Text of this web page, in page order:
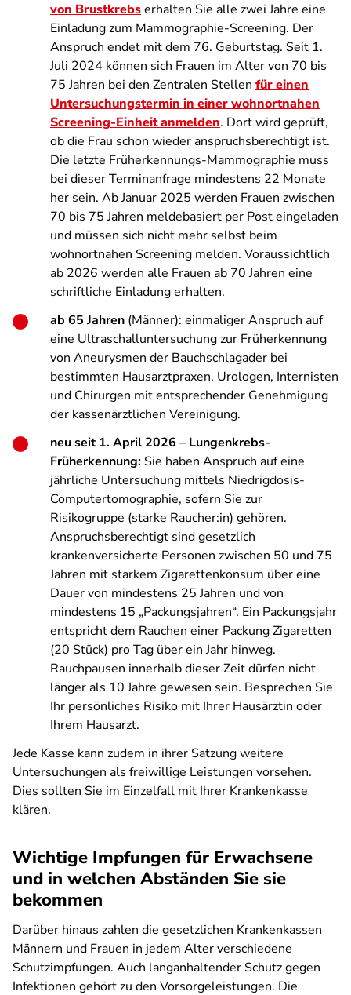
von Brustkrebserhalten Sie alle zwei Jahre eine
Einladung zum Mammographie-Screening. Der
Anspruch endet mit dem 76. Geburtstag. Seit 1.
Juli 2024 können sich Frauen im Alter von 70 bis
75 Jahren bei den Zentralen Stellen für einen
Untersuchungstermin in einer wohnortnahen
Screening-Einheit anmelden. Dort wird geprüft,
ob die Frau schon wieder anspruchsberechtigt ist.
Die letzte Früherkennungs-Mammographie muss
bei dieser Terminanfrage mindestens 22 Monate
her sein. Ab Januar 2025 werden Frauen zwischen
70 bis 75 Jahren meldebasiert per Post eingeladen
und müssen sich nicht mehr selbst beim
wohnortnahen Screening melden. Voraussichtlich
ab 2026 werden alle Frauen ab 70 Jahren eine
schriftliche Einladung erhalten.
ab 65 Jahren (Männer): einmaliger Anspruch auf
eine Ultraschalluntersuchung zur Früherkennung
von Aneurysmen der Bauchschlagader bei
bestimmten Hausarztpraxen, Urologen, Internisten
und Chirurgen mit entsprechender Genehmigung
der kassenärztlichen Vereinigung.
neu seit 1. April 2026 – Lungenkrebs-
Früherkennung: Sie haben Anspruch auf eine
jährliche Untersuchung mittels Niedrigdosis-
Computertomographie, sofern Sie zur
Risikogruppe (starke Raucher:in) gehören.
Anspruchsberechtigt sind gesetzlich
krankenversicherte Personen zwischen 50 und 75
Jahren mit starkem Zigarettenkonsum über eine
Dauer von mindestens 25 Jahren und von
mindestens 15 „Packungsjahren“. Ein Packungsjahr
entspricht dem Rauchen einer Packung Zigaretten
(20 Stück) pro Tag über ein Jahr hinweg.
Rauchpausen innerhalb dieser Zeit dürfen nicht
länger als 10 Jahre gewesen sein. Besprechen Sie
Ihr persönliches Risiko mit Ihrer Hausärztin oder
Ihrem Hausarzt.
Jede Kasse kann zudem in ihrer Satzung weitere
Untersuchungen als freiwillige Leistungen vorsehen.
Dies sollten Sie im Einzelfall mit Ihrer Krankenkasse
klären.
Wichtige Impfungen für Erwachsene
und in welchen Abständen Sie sie
bekommen
Darüber hinaus zahlen die gesetzlichen Krankenkassen
Männern und Frauen in jedem Alter verschiedene
Schutzimpfungen. Auch langanhaltender Schutz gegen
Infektionen gehört zu den Vorsorgeleistungen. Die